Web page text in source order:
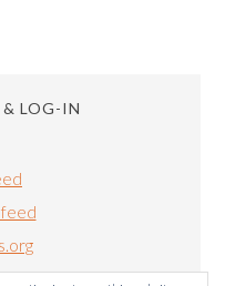
& LOG-IN